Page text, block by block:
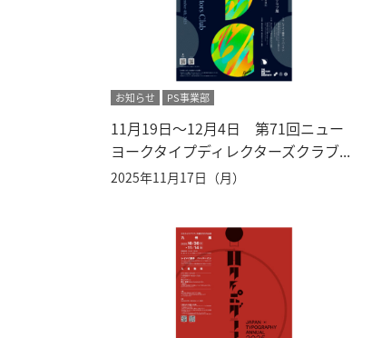
お知らせ PS事業部
11月19日～12月4日 第71回ニュー
ヨークタイプディレクターズクラブ...
2025年11月17日（月）